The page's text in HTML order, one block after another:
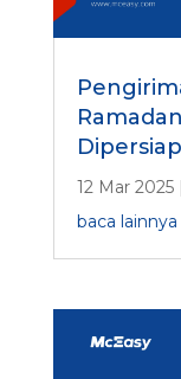
12 Mar 2025|
baca lainnya